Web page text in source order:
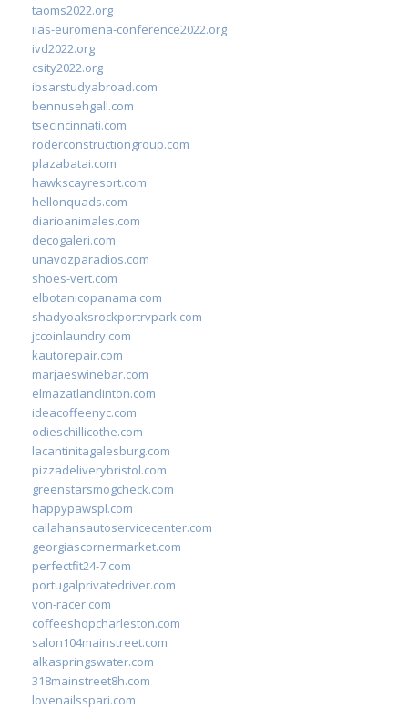
taoms2022.org
iias-euromena-conference2022.org
ivd2022.org
csity2022.org
ibsarstudyabroad.com
bennusehgall.com
tsecincinnati.com
roderconstructiongroup.com
plazabatai.com
hawkscayresort.com
hellonquads.com
diarioanimales.com
decogaleri.com
unavozparadios.com
shoes-vert.com
elbotanicopanama.com
shadyoaksrockportrvpark.com
jccoinlaundry.com
kautorepair.com
marjaeswinebar.com
elmazatlanclinton.com
ideacoffeenyc.com
odieschillicothe.com
lacantinitagalesburg.com
pizzadeliverybristol.com
greenstarsmogcheck.com
happypawspl.com
callahansautoservicecenter.com
georgiascornermarket.com
perfectfit24-7.com
portugalprivatedriver.com
von-racer.com
coffeeshopcharleston.com
salon104mainstreet.com
alkaspringswater.com
318mainstreet8h.com
lovenailsspari.com